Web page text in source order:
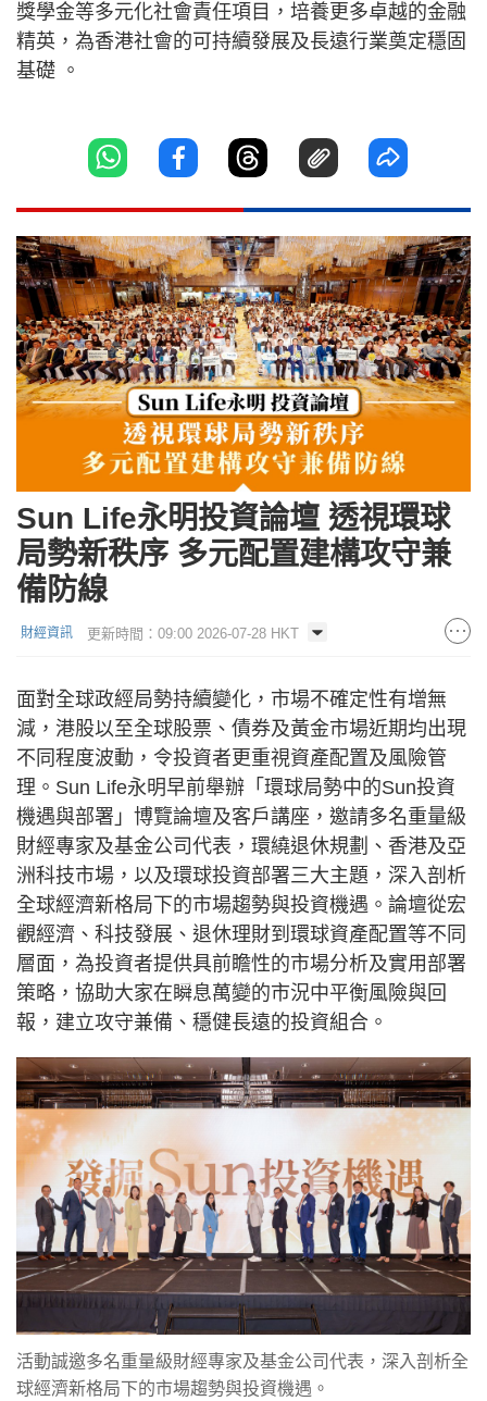
獎學金等多元化社會責任項目，培養更多卓越的金融
精英，為香港社會的可持續發展及長遠行業奠定穩固
基礎 。
Sun Life永明投資論壇 透視環球
局勢新秩序 多元配置建構攻守兼
備防線
財經資訊 更新時間：09:00 2026-07-28 HKT
面對全球政經局勢持續變化，市場不確定性有增無
減，港股以至全球股票、債券及黃金市場近期均出現
不同程度波動，令投資者更重視資產配置及風險管
理。Sun Life永明早前舉辦「環球局勢中的Sun投資
機遇與部署」博覽論壇及客戶講座，邀請多名重量級
財經專家及基金公司代表，環繞退休規劃、香港及亞
洲科技市場，以及環球投資部署三大主題，深入剖析
全球經濟新格局下的市場趨勢與投資機遇。論壇從宏
觀經濟、科技發展、退休理財到環球資產配置等不同
層面，為投資者提供具前瞻性的市場分析及實用部署
策略，協助大家在瞬息萬變的市況中平衡風險與回
報，建立攻守兼備、穩健長遠的投資組合。
活動誠邀多名重量級財經專家及基金公司代表，深入剖析全
球經濟新格局下的市場趨勢與投資機遇。